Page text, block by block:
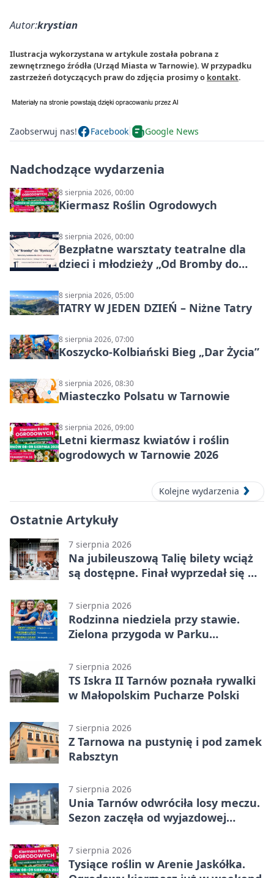
Autor:krystian
Ilustracja wykorzystana w artykule została pobrana z
zewnętrznego źródła (Urząd Miasta w Tarnowie). W przypadku
zastrzeżeń dotyczących praw do zdjęcia prosimy o kontakt.
Zaobserwuj nas! Facebook Google News
Nadchodzące wydarzenia
8 sierpnia 2026, 00:00
Kiermasz Roślin Ogrodowych
8 sierpnia 2026, 00:00
Bezpłatne warsztaty teatralne dla
dzieci i młodzieży „Od Bromby do
8 sierpnia 2026, 05:00
TATRY W JEDEN DZIEŃ – Niżne Tatry
8 sierpnia 2026, 07:00
Koszycko-Kolbiański Bieg „Dar Życia”
8 sierpnia 2026, 08:30
Miasteczko Polsatu w Tarnowie
8 sierpnia 2026, 09:00
Letni kiermasz kwiatów i roślin
ogrodowych w Tarnowie 2026
Kolejne wydarzenia
Ostatnie Artykuły
7 sierpnia 2026
Na jubileuszową Talię bilety wciąż
są dostępne. Finał wyprzedał się w
7 sierpnia 2026
Rodzinna niedziela przy stawie.
Zielona przygoda w Parku
7 sierpnia 2026
TS Iskra II Tarnów poznała rywalki
w Małopolskim Pucharze Polski
7 sierpnia 2026
Z Tarnowa na pustynię i pod zamek
Rabsztyn
7 sierpnia 2026
Unia Tarnów odwróciła losy meczu.
Sezon zaczęła od wyjazdowej
7 sierpnia 2026
Tysiące roślin w Arenie Jaskółka.